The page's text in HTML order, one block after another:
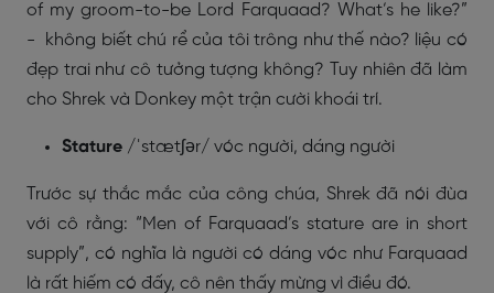
of my groom-to-be Lord Farquaad? What’s he like?”
- không biết chú rể của tôi trông như thế nào? liệu có
đẹp trai như cô tưởng tượng không? Tuy nhiên đã làm
cho Shrek và Donkey một trận cười khoái trí.
Stature /ˈstætʃər/ vóc người, dáng người
Trước sự thắc mắc của công chúa, Shrek đã nói đùa
với cô rằng: “Men of Farquaad’s stature are in short
supply”, có nghĩa là người có dáng vóc như Farquaad
là rất hiếm có đấy, cô nên thấy mừng vì điều đó.